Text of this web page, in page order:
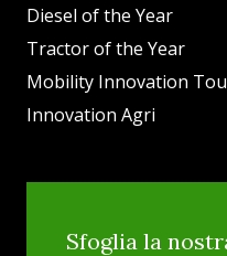
Diesel of the Year
Tractor of the Year
Mobility Innovation
Innovation Agri
Sfoglia la